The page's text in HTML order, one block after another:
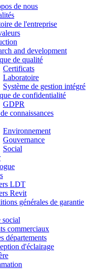
de nous
de l'entreprise
and development
de qualité
Certificats
Laboratoire
Système de gestion intégré
de confidentialité
GDPR
connaissances
Environnement
Gouvernance
Social
LDT
Revit
générales de garantie
social
commerciaux
départements
d'éclairage